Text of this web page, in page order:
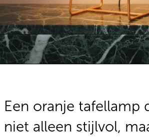
Een oranje tafellamp
niet alleen stijlvol,